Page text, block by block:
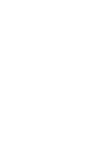
Gc420t
Sul